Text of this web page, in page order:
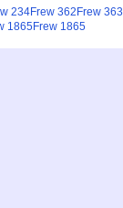
234Frew 362 Frew 363
1865Frew 1865